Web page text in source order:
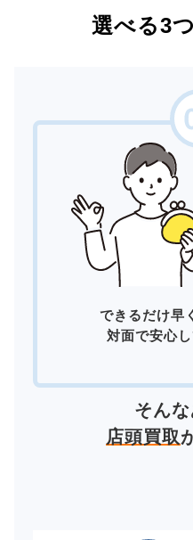
選べる3
できるだけ早
対面で安心し
そん
店頭買取